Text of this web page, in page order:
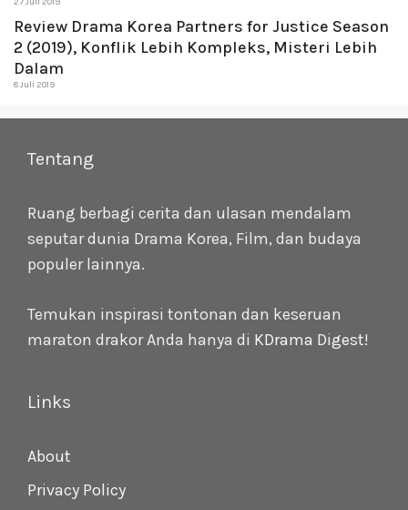
Review Drama Korea Partners for Justice Season
2 (2019), Konflik Lebih Kompleks, Misteri Lebih
Dalam
8 Juli 2019
Tentang
Ruang berbagi cerita dan ulasan mendalam
seputar dunia Drama Korea, Film, dan budaya
populer lainnya.
Temukan inspirasi tontonan dan keseruan
maraton drakor Anda hanya di KDrama Digest!
Links
About
Privacy Policy